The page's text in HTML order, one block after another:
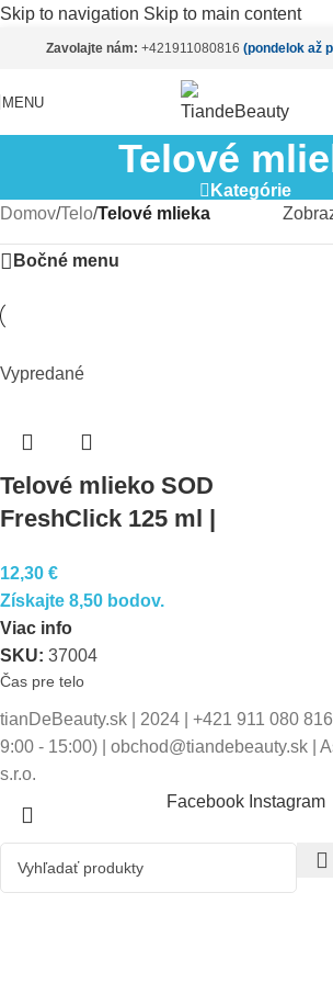
Skip to navigation Skip to main content
Zavolajte nám: +421911080816 (pondelok až
MENU
Telové
Kategórie
Domov/Telo/Telové mlieka
Bočné menu
Vypredané
Telové mlieko SOD
FreshClick 125 ml |
12,30 €
Získajte 8,50 bodov.
Viac info
SKU: 37004
Čas pre telo
tianDeBeauty.sk | 2024 | +421 911 080
9:00 - 15:00) | obchod@tiandebeauty.sk |
s.r.o.
Facebook Instagram